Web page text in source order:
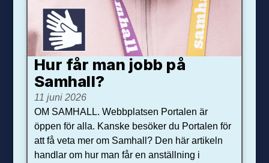
Hur får man jobb på
Samhall?
11 juni 2026
OM SAMHALL. Webbplatsen Portalen är
öppen för alla. Kanske besöker du Portalen för
att få veta mer om Samhall? Den här artikeln
handlar om hur man får en anställning i